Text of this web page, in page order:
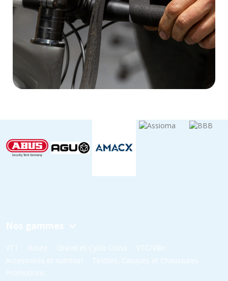
Nos gammes
VTT Route Gravel et Cyclo Cross
VTC/Ville
Accessoires et nutrition
Textiles, Casques et Chaussures
Promotions